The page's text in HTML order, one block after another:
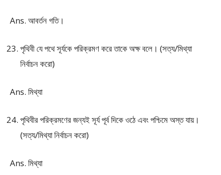
Ans. আবর্তন গতি।
পৃথিবী যে পথে সূর্যকে পরিক্রমণ করে তাকে অক্ষ বলে। (সত্য/মিথ্যা
নির্বাচন করো)
Ans. মিথ্যা
পৃথিবীর পরিক্রমণের জন্যই সূর্য পূর্ব দিকে ওঠে এবং পশ্চিমে অস্ত যায়।
(সত্য/মিথ্যা নির্বাচন করো)
Ans. মিথ্যা